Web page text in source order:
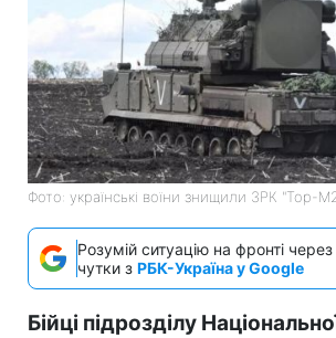
Фото: українські воїни знищили ЗРК "Тор-
Розумій ситуацію на фронті
чутки з РБК-Україна у Google
Бійці підрозділу